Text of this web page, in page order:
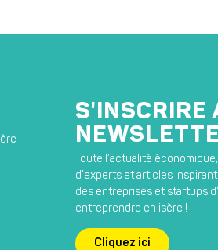
-
S'INSCRIRE
Toute l’actualité
d’experts et articles
des entreprises et startups
entreprendre en isère !
Cliquez ici